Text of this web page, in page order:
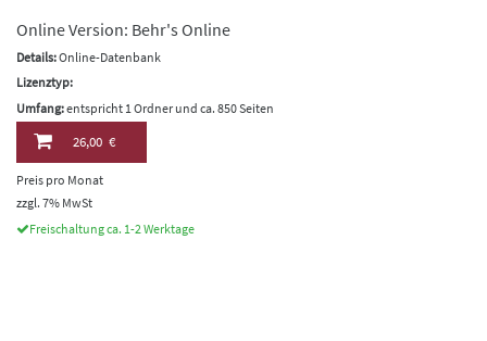
Online Version: Behr's Online
Details:Online-Datenbank
Lizenztyp:
Umfang:entspricht 1 Ordner und ca. 850 Seiten
26,00 €
Preis pro Monat
zzgl. 7% MwSt
Freischaltung ca. 1-2 Werktage